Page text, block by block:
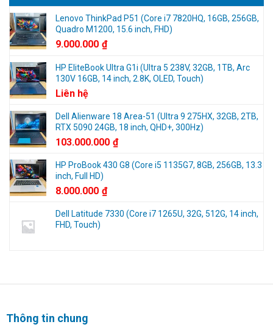
9310
đáng
mua
in
1
cảm
đáng
mua
Lenovo ThinkPad P51 (Core i7 7820HQ, 16GB, 256GB,
Quadro M1200, 15.6 inch, FHD)
9.000.000 ₫
HP EliteBook Ultra G1i (Ultra 5 238V, 32GB, 1TB, Arc
130V 16GB, 14 inch, 2.8K, OLED, Touch)
Liên hệ
Dell Alienware 18 Area-51 (Ultra 9 275HX, 32GB, 2TB,
RTX 5090 24GB, 18 inch, QHD+, 300Hz)
103.000.000 ₫
HP ProBook 430 G8 (Core i5 1135G7, 8GB, 256GB, 13.3
inch, Full HD)
8.000.000 ₫
Dell Latitude 7330 (Core i7 1265U, 32G, 512G, 14 inch,
FHD, Touch)
Thông tin chung